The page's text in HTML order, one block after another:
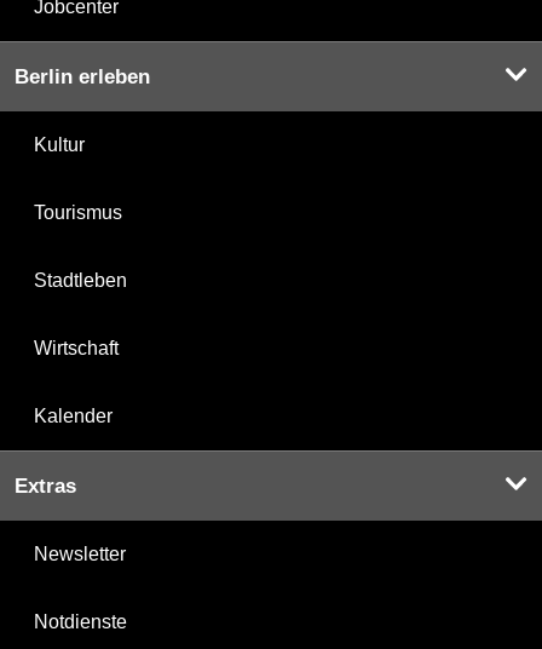
Jobcenter
Berlin erleben
Kultur
Tourismus
Stadtleben
Wirtschaft
Kalender
Extras
Newsletter
Notdienste